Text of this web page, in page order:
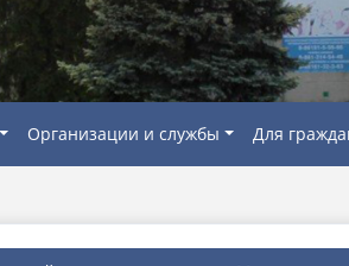
Организации и службы Для